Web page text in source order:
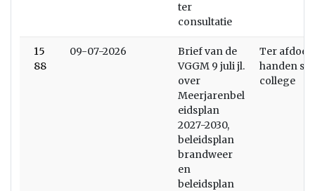
ter
consultatie
15
88
09-07-2026
Brief van de
VGGM 9 juli jl.
over
Meerjarenbel
eidsplan
2027-2030,
beleidsplan
brandweer
en
beleidsplan
Ter
handen
college